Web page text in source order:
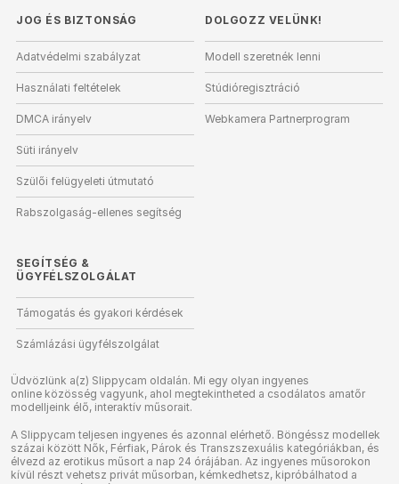
JOG ÉS BIZTONSÁG
Adatvédelmi szabályzat
Használati feltételek
DMCA irányelv
Süti irányelv
Szülői felügyeleti útmutató
Rabszolgaság-ellenes segítség
DOLGOZZ VELÜNK!
Modell szeretnék lenni
Stúdióregisztráció
Webkamera Partnerprogram
SEGÍTSÉG &
ÜGYFÉLSZOLGÁLAT
Támogatás és gyakori kérdések
Számlázási ügyfélszolgálat
Üdvözlünk a(z) Slippycam oldalán. Mi egy olyan ingyenes
online közösség vagyunk, ahol megtekintheted a csodálatos amatőr
modelljeink élő, interaktív műsorait.
A Slippycam teljesen ingyenes és azonnal elérhető. Böngéssz modellek
százai között Nők, Férfiak, Párok és Transzszexuális kategóriákban, és
élvezd az erotikus műsort a nap 24 órájában. Az ingyenes műsorokon
kívül részt vehetsz privát műsorban, kémkedhetsz, kipróbálhatod a